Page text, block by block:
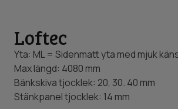
Loftec
Yta: ML = Sidenmatt yta med mjuk
Max längd: 4080 mm
Bänkskiva tjocklek: 20, 30. 40 mm
Stänkpanel tjocklek: 14 mm